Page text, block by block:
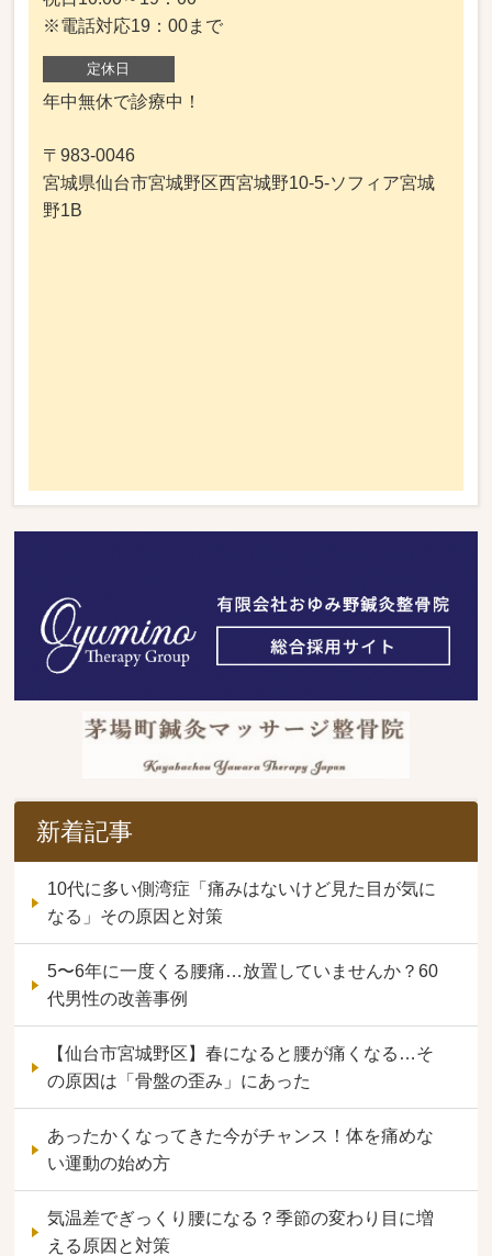
※電話対応19：00まで
定休日
年中無休で診療中！
〒983-0046
宮城県仙台市宮城野区西宮城野10-5-ソフィア宮城
野1B
新着記事
10代に多い側湾症「痛みはないけど見た目が気に
なる」その原因と対策
5〜6年に一度くる腰痛…放置していませんか？60
代男性の改善事例
【仙台市宮城野区】春になると腰が痛くなる…そ
の原因は「骨盤の歪み」にあった
あったかくなってきた今がチャンス！体を痛めな
い運動の始め方
気温差でぎっくり腰になる？季節の変わり目に増
える原因と対策